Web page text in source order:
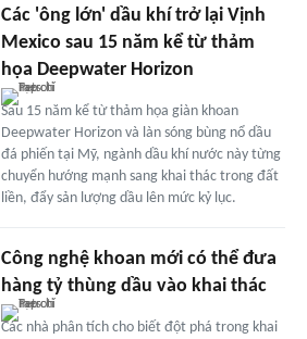
Các 'ông lớn' dầu khí trở lại Vịnh
Mexico sau 15 năm kể từ thảm
họa Deepwater Horizon
Sau 15 năm kể từ thảm họa giàn khoan
Deepwater Horizon và làn sóng bùng nổ dầu
đá phiến tại Mỹ, ngành dầu khí nước này từng
chuyển hướng mạnh sang khai thác trong đất
liền, đẩy sản lượng dầu lên mức kỷ lục.
Công nghệ khoan mới có thể đưa
hàng tỷ thùng dầu vào khai thác
Các nhà phân tích cho biết đột phá trong khai